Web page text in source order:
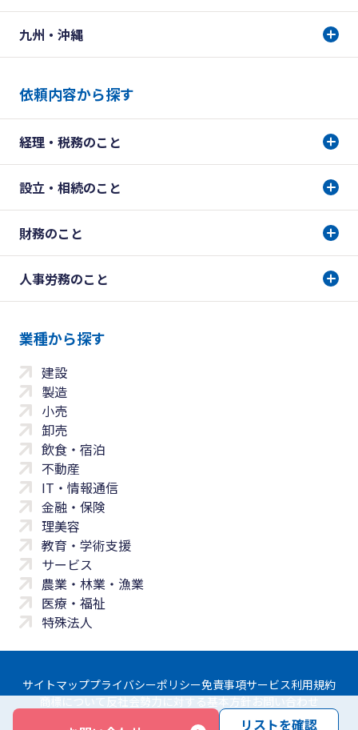
リストを確認
九州・沖縄
依頼内容から探す
経理・税務のこと
設立・相続のこと
財務のこと
人事労務のこと
業種から探す
建設
製造
小売
卸売
飲食・宿泊
不動産
IT・情報通信
金融・保険
理美容
教育・学術支援
サービス
農業・林業・漁業
医療・福祉
特殊法人
サイトマッププライバシーポリシー免責事項サービス利用規約
商標について 反社会勢力に対する基本方針 お問い合わせ